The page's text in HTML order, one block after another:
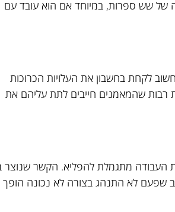
של שש ספרות, במיוחד אם הוא עובד עם
לקחת בחשבון את העלויות הכרוכות
רבות שהמאמנים חייבים לתת עליהם את
העבודה מתגמלת להפליא. הקשר שנוצר
שפעם לא התנהג בצורה לא נכונה הופך